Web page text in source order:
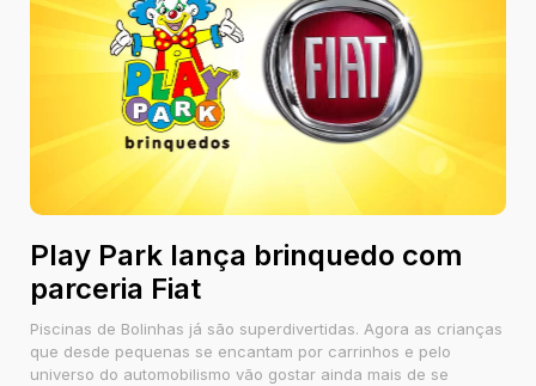
Play Park lança brinquedo com
parceria Fiat
Piscinas de Bolinhas já são superdivertidas. Agora as crianças
que desde pequenas se encantam por carrinhos e pelo
universo do automobilismo vão gostar ainda mais de se